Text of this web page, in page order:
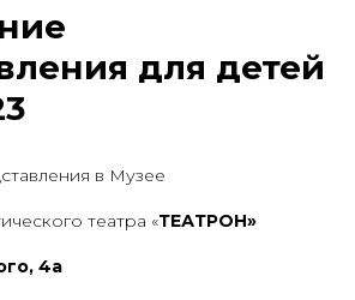
для детей
в Музее
театра «ТЕАТРОН»
4а